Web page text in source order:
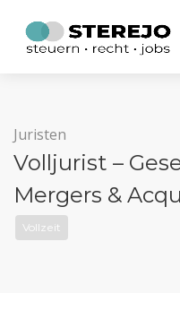
Juristen
Volljurist –
Mergers &
Vollzeit